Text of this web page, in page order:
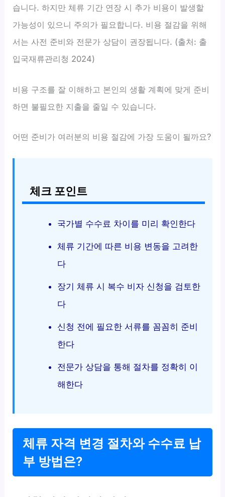
습니다. 하지만 체류 기간 연장 시 추가 비용이 발생할
가능성이 있으니 주의가 필요합니다. 비용 절감을 위해
서는 사전 준비와 전문가 상담이 권장됩니다. (출처: 출
입국재류관리청 2024)
비용 구조를 잘 이해하고 본인의 생활 계획에 맞게 준비
하면 불필요한 지출을 줄일 수 있습니다.
어떤 준비가 여러분의 비용 절감에 가장 도움이 될까요?
체크 포인트
국가별 수수료 차이를 미리 확인한다
체류 기간에 따른 비용 변동을 고려한
다
장기 체류 시 복수 비자 신청을 검토한
다
신청 전에 필요한 서류를 꼼꼼히 준비
한다
전문가 상담을 통해 절차를 정확히 이
해한다
체류 자격 변경 절차와 수수료 납
부 방법은?